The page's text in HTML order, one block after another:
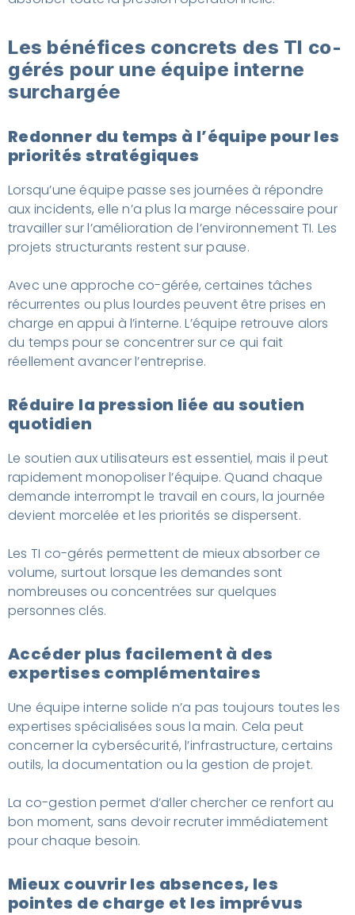
Les bénéfices concrets des TI co-
gérés pour une équipe interne
surchargée
Redonner du temps à l’équipe pour les
priorités stratégiques
Lorsqu’une équipe passe ses journées à répondre
aux incidents, elle n’a plus la marge nécessaire pour
travailler sur l’amélioration de l’environnement TI. Les
projets structurants restent sur pause.
Avec une approche co-gérée, certaines tâches
récurrentes ou plus lourdes peuvent être prises en
charge en appui à l’interne. L’équipe retrouve alors
du temps pour se concentrer sur ce qui fait
réellement avancer l’entreprise.
Réduire la pression liée au soutien
quotidien
Le soutien aux utilisateurs est essentiel, mais il peut
rapidement monopoliser l’équipe. Quand chaque
demande interrompt le travail en cours, la journée
devient morcelée et les priorités se dispersent.
Les TI co-gérés permettent de mieux absorber ce
volume, surtout lorsque les demandes sont
nombreuses ou concentrées sur quelques
personnes clés.
Accéder plus facilement à des
expertises complémentaires
Une équipe interne solide n’a pas toujours toutes les
expertises spécialisées sous la main. Cela peut
concerner la cybersécurité, l’infrastructure, certains
outils, la documentation ou la gestion de projet.
La co-gestion permet d’aller chercher ce renfort au
bon moment, sans devoir recruter immédiatement
pour chaque besoin.
Mieux couvrir les absences, les
pointes de charge et les imprévus